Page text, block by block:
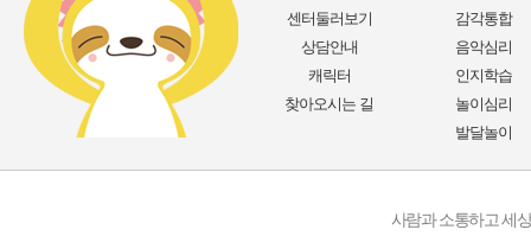
센터둘러보기
상담안내
캐릭터
찾아오시는 길
감각통합
음악심리
인지학습
놀이심리
발달놀이
공지사항
사람과 소통하고 세